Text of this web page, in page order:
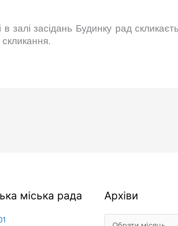
засідань Будинку рад
скликання.
міська рада Архіви
Архіви